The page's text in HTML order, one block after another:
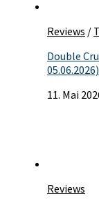
Reviews /
Double
05.06.2026)
11. Mai
Reviews